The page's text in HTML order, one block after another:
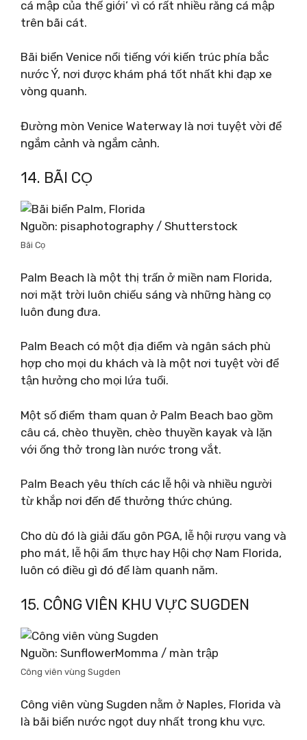
cá mập của thế giới’ vì có rất nhiều răng cá mập
trên bãi cát.
Bãi biển Venice nổi tiếng với kiến ​​trúc phía bắc
nước Ý, nơi được khám phá tốt nhất khi đạp xe
vòng quanh.
Đường mòn Venice Waterway là nơi tuyệt vời để
ngắm cảnh và ngắm cảnh.
14. BÃI CỌ
Nguồn: pisaphotography / Shutterstock
Bãi Cọ
Palm Beach là một thị trấn ở miền nam Florida,
nơi mặt trời luôn chiếu sáng và những hàng cọ
luôn đung đưa.
Palm Beach có một địa điểm và ngân sách phù
hợp cho mọi du khách và là một nơi tuyệt vời để
tận hưởng cho mọi lứa tuổi.
Một số điểm tham quan ở Palm Beach bao gồm
câu cá, chèo thuyền, chèo thuyền kayak và lặn
với ống thở trong làn nước trong vắt.
Palm Beach yêu thích các lễ hội và nhiều người
từ khắp nơi đến để thưởng thức chúng.
Cho dù đó là giải đấu gôn PGA, lễ hội rượu vang và
pho mát, lễ hội ẩm thực hay Hội chợ Nam Florida,
luôn có điều gì đó để làm quanh năm.
15. CÔNG VIÊN KHU VỰC SUGDEN
Nguồn: SunflowerMomma / màn trập
Công viên vùng Sugden
Công viên vùng Sugden nằm ở Naples, Florida và
là bãi biển nước ngọt duy nhất trong khu vực.